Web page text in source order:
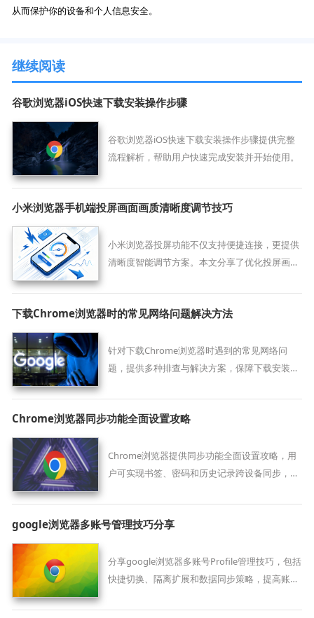
从而保护你的设备和个人信息安全。
继续阅读
谷歌浏览器iOS快速下载安装操作步骤
谷歌浏览器iOS快速下载安装操作步骤提供完整
流程解析，帮助用户快速完成安装并开始使用。
小米浏览器手机端投屏画面画质清晰度调节技巧
小米浏览器投屏功能不仅支持便捷连接，更提供
清晰度智能调节方案。本文分享了优化投屏画质
取高清、细腻的网页影音呈现体验。
下载Chrome浏览器时的常见网络问题解决方法
针对下载Chrome浏览器时遇到的常见网络问
题，提供多种排查与解决方案，保障下载安装流
Chrome浏览器同步功能全面设置攻略
Chrome浏览器提供同步功能全面设置攻略，用
户可实现书签、密码和历史记录跨设备同步，提
google浏览器多账号管理技巧分享
分享google浏览器多账号Profile管理技巧，包括
快捷切换、隔离扩展和数据同步策略，提高账户